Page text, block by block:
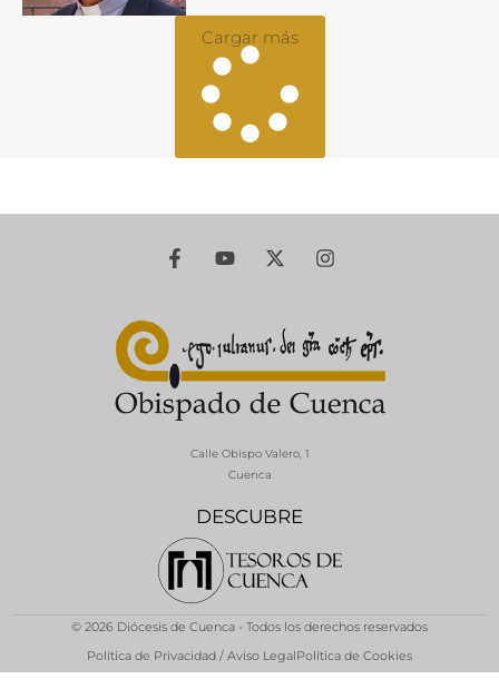
Cargar más
DESCUBRE
Calle Obispo Valero, 1
Cuenca
© 2026 Diócesis de Cuenca - Todos los derechos reservados
Política de Privacidad / Aviso LegalPolítica de Cookies